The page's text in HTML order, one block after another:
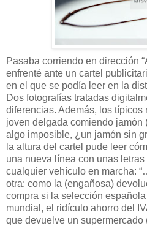
Pasaba corriendo en dirección
enfrenté ante un cartel
en el que se podía leer en la
Dos fotografías tratadas
diferencias. Además, los
joven delgada comiendo jamón
algo imposible, ¿un jamón sin
la altura del cartel pude leer
una nueva línea con unas
cualquier vehículo en marcha:
otra: como la (engañosa)
compra si la selección
mundial, el ridículo ahorro del
que devuelve un